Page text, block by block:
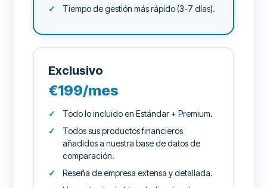
Tiempo de gestión más rápido (3-7 días).
Exclusivo
€199/mes
Todo lo incluido en Estándar + Premium.
Todos sus productos financieros
añadidos a nuestra base de datos de
comparación.
Reseña de empresa extensa y detallada.